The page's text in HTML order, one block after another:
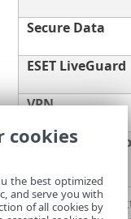
Secure Data
ESET LiveGuard
VPN
ESET
Du skal have et
cookies
the best optimized
and serve you with
of all cookies by